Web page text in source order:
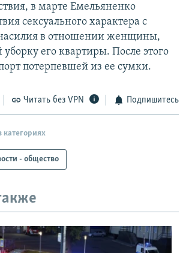
в марте Емельяненко
сексуального характера с
в отношении женщины,
его квартиры. После этого
потерпевшей из ее сумки.
Читать без VPN Подпишитесь
категориях
- общество